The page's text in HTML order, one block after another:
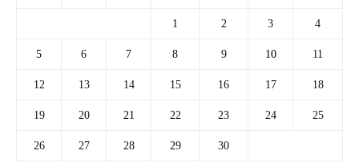
1 2 3 4
5 6 7 8 9 10 11
12 13 14 15 16 17 18
19 20 21 22 23 24 25
26 27 28 29
30